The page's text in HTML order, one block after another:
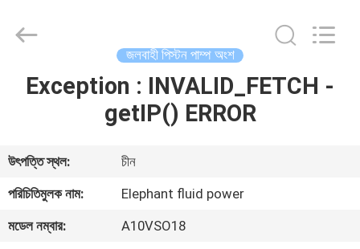
বাড়ি
আমাদের
সম্পর্কে
Power
Co.,Ltd.
Reserved.
জলবাহী পিস্টন পাম্প অংশ
Exception : INVALID_FETCH -
getIP() ERROR
উৎপত্তি স্থল:
চীন
পরিচিতিমুলক নাম:
Elephant fluid power
মডেল নম্বার:
A10VSO18